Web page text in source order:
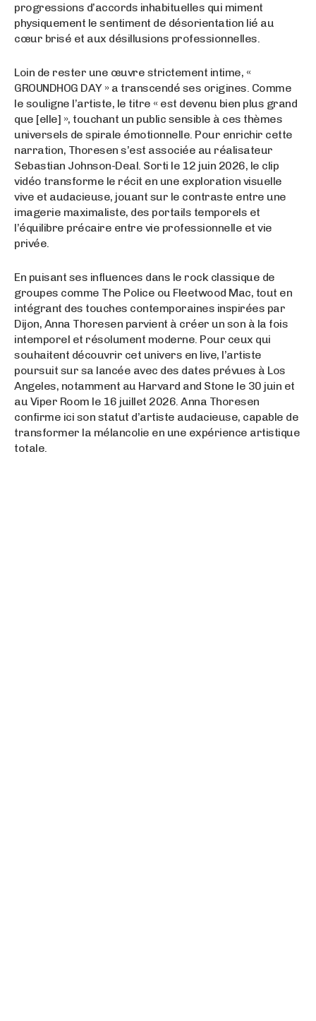
progressions d’accords inhabituelles qui miment
physiquement le sentiment de désorientation lié au
cœur brisé et aux désillusions professionnelles.
Loin de rester une œuvre strictement intime, «
GROUNDHOG DAY » a transcendé ses origines. Comme
le souligne l’artiste, le titre « est devenu bien plus grand
que [elle] », touchant un public sensible à ces thèmes
universels de spirale émotionnelle. Pour enrichir cette
narration, Thoresen s’est associée au réalisateur
Sebastian Johnson-Deal. Sorti le 12 juin 2026, le clip
vidéo transforme le récit en une exploration visuelle
vive et audacieuse, jouant sur le contraste entre une
imagerie maximaliste, des portails temporels et
l’équilibre précaire entre vie professionnelle et vie
privée.
En puisant ses influences dans le rock classique de
groupes comme The Police ou Fleetwood Mac, tout en
intégrant des touches contemporaines inspirées par
Dijon, Anna Thoresen parvient à créer un son à la fois
intemporel et résolument moderne. Pour ceux qui
souhaitent découvrir cet univers en live, l’artiste
poursuit sur sa lancée avec des dates prévues à Los
Angeles, notamment au Harvard and Stone le 30 juin et
au Viper Room le 16 juillet 2026. Anna Thoresen
confirme ici son statut d’artiste audacieuse, capable de
transformer la mélancolie en une expérience artistique
totale.